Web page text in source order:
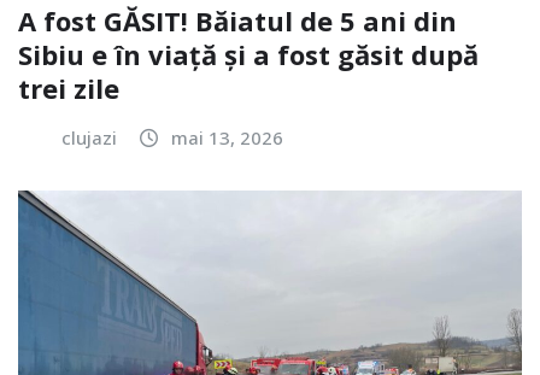
A fost GĂSIT! Băiatul de 5 ani din
Sibiu e în viață și a fost găsit după
trei zile
clujazi mai 13, 2026